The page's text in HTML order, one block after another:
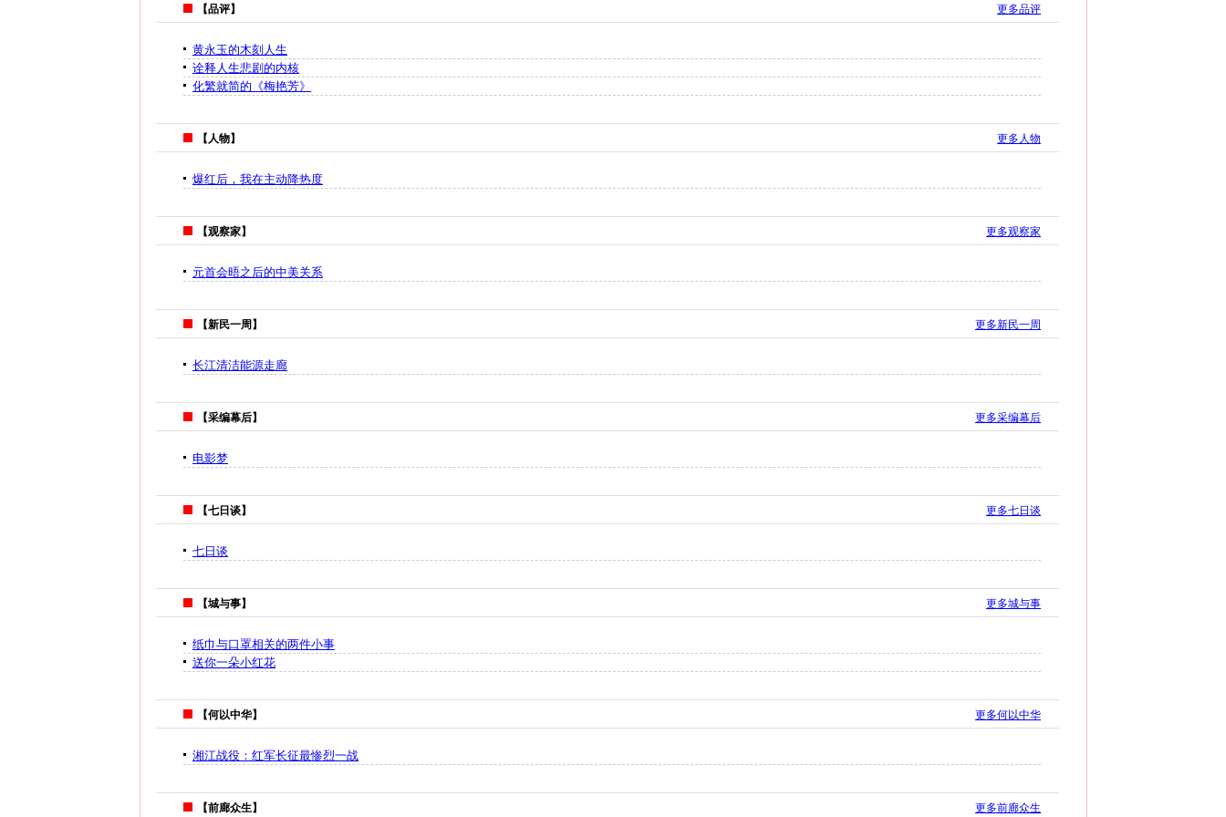
【品评】 更多品评
黄永玉的木刻人生
诠释人生悲剧的内核
化繁就简的《梅艳芳》
【人物】 更多人物
爆红后，我在主动降热度
【观察家】 更多观察家
元首会晤之后的中美关系
【新民一周】 更多新民一周
长江清洁能源走廊
【采编幕后】 更多采编幕后
电影梦
【七日谈】 更多七日谈
七日谈
【城与事】 更多城与事
纸巾与口罩相关的两件小事
送你一朵小红花
【何以中华】 更多何以中华
湘江战役：红军长征最惨烈一战
【前廊众生】 更多前廊众生